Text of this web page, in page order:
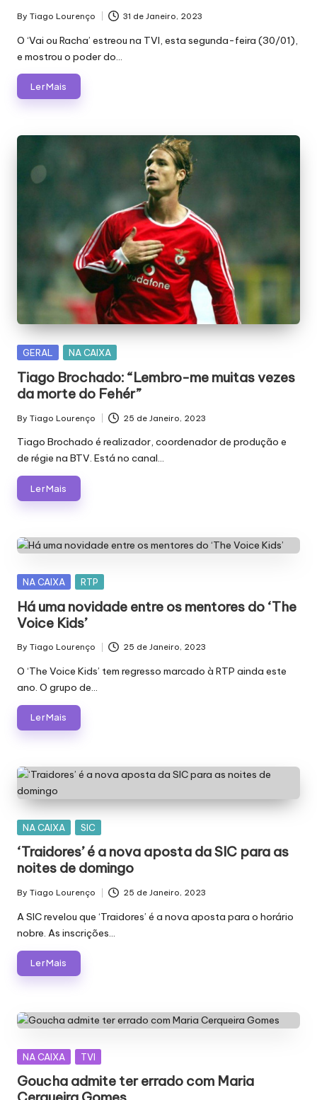
Posted
by
By Tiago Lourenço 31 de Janeiro, 2023
O ‘Vai ou Racha’ estreou na TVI, esta segunda-feira (30/01),
e mostrou o poder do…
Ler Mais
Posted
GERAL NA CAIXA
Tiago Brochado: “Lembro-me muitas vezes
da morte do Fehér”
Posted
by
By Tiago Lourenço 25 de Janeiro, 2023
Tiago Brochado é realizador, coordenador de produção e
de régie na BTV. Está no canal…
Ler Mais
Posted
NA CAIXA RTP
Há uma novidade entre os mentores do ‘The
Voice Kids’
Posted
by
By Tiago Lourenço 25 de Janeiro, 2023
O ‘The Voice Kids’ tem regresso marcado à RTP ainda este
ano. O grupo de…
Ler Mais
Posted
NA CAIXA SIC
‘Traidores’ é a nova aposta da SIC para as
noites de domingo
Posted
by
By Tiago Lourenço 25 de Janeiro, 2023
A SIC revelou que ‘Traidores’ é a nova aposta para o horário
nobre. As inscrições…
Ler Mais
Posted
NA CAIXA TVI
Goucha admite ter errado com Maria